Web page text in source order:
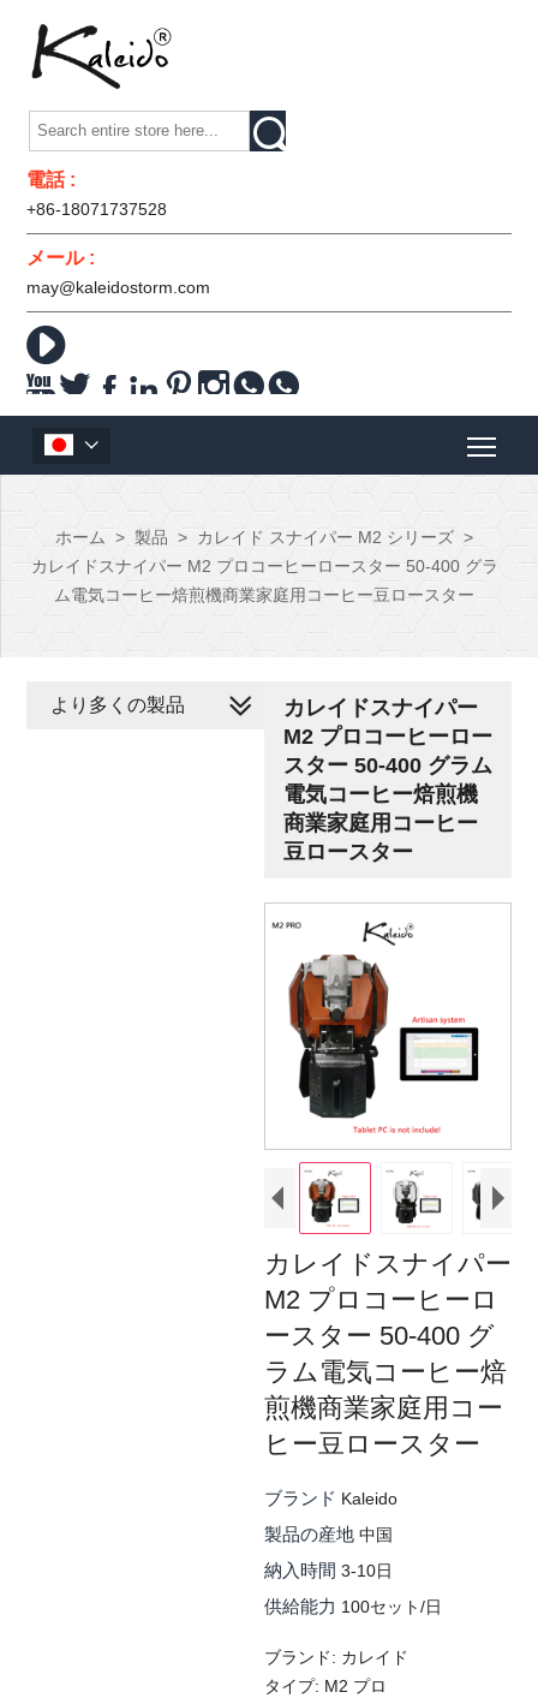

電話 :
+86-18071737528
メール :
may@kaleidostorm.com

     

ホーム > 製品 > カレイド スナイパー M2 シリーズ >
カレイドスナイパー M2 プロコーヒーロースター 50-400 グラ
ム電気コーヒー焙煎機商業家庭用コーヒー豆ロースター
カレイドスナイパー
M2 プロコーヒーロー
スター 50-400 グラム
電気コーヒー焙煎機
商業家庭用コーヒー
豆ロースター
カレイドスナイパー
M2 プロコーヒーロ
ースター 50-400 グ
ラム電気コーヒー焙
煎機商業家庭用コー
ヒー豆ロースター
ブランド Kaleido
製品の産地 中国
納入時間 3-10日
供給能力 100セット/日
ブランド: カレイド
タイプ: M2 プロ
より多くの製品